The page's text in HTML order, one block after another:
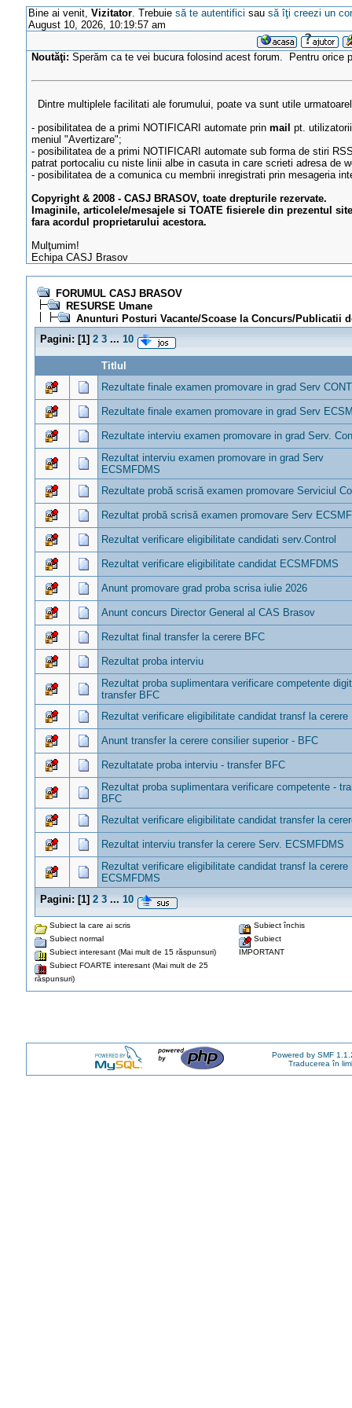
Bine ai venit, Vizitator. Trebuie să te autentifici sau să îţi creezi un
August 10, 2026, 10:19:57 am
Noutăţi: Sperăm ca te vei bucura folosind acest forum. Pentru orice
Dintre multiplele facilitati ale forumului, poate va sunt utile
- posibilitatea de a primi NOTIFICARI automate prinmail pt.
meniul "Avertizare";
- posibilitatea de a primi NOTIFICARI automate sub forma de stiri
patrat portocaliu cu niste linii albe in casuta in care scrieti adresa de
- posibilitatea de a comunica cu membrii inregistrati prin mesageria
Copyright & 2008 - CASJ BRASOV, toate drepturile rezervate.
Imaginile, articolele/mesajele si TOATE fisierele din prezentul
fara acordul proprietarului acestora.
Mulţumim!
Echipa CASJ Brasov
FORUMUL CASJ BRASOV
RESURSE Umane
Anunturi Posturi Vacante/Scoase la Concurs/Publicatii
Pagini:[1] 2 3 ... 10
Titlul
Rezultate finale examen promovare in grad Serv
Rezultate finale examen promovare in grad Serv
Rezultate interviu examen promovare in grad Serv.
Rezultat interviu examen promovare in grad Serv
ECSMFDMS
Rezultate probă scrisă examen promovare Serviciul
Rezultat probă scrisă examen promovare Serv
Rezultat verificare eligibilitate candidati serv.Control
Rezultat verificare eligibilitate candidat ECSMFDMS
Anunt promovare grad proba scrisa iulie 2026
Anunt concurs Director General al CAS Brasov
Rezultat final transfer la cerere BFC
Rezultat proba interviu
Rezultat proba suplimentara verificare competente
transfer BFC
Rezultat verificare eligibilitate candidat transf la cerere
Anunt transfer la cerere consilier superior - BFC
Rezultatate proba interviu - transfer BFC
Rezultat proba suplimentara verificare competente -
BFC
Rezultat verificare eligibilitate candidat transfer la
Rezultat interviu transfer la cerere Serv. ECSMFDMS
Rezultat verificare eligibilitate candidat transf la cerere
ECSMFDMS
Pagini:[1] 2 3 ... 10
Subiect la care ai scris
Subiect normal
Subiect interesant (Mai mult de 15 răspunsuri)
Subiect FOARTE interesant (Mai mult de 25
răspunsuri)
Subiect închis
Subiect
IMPORTANT
Powered by SMF
Traducerea în